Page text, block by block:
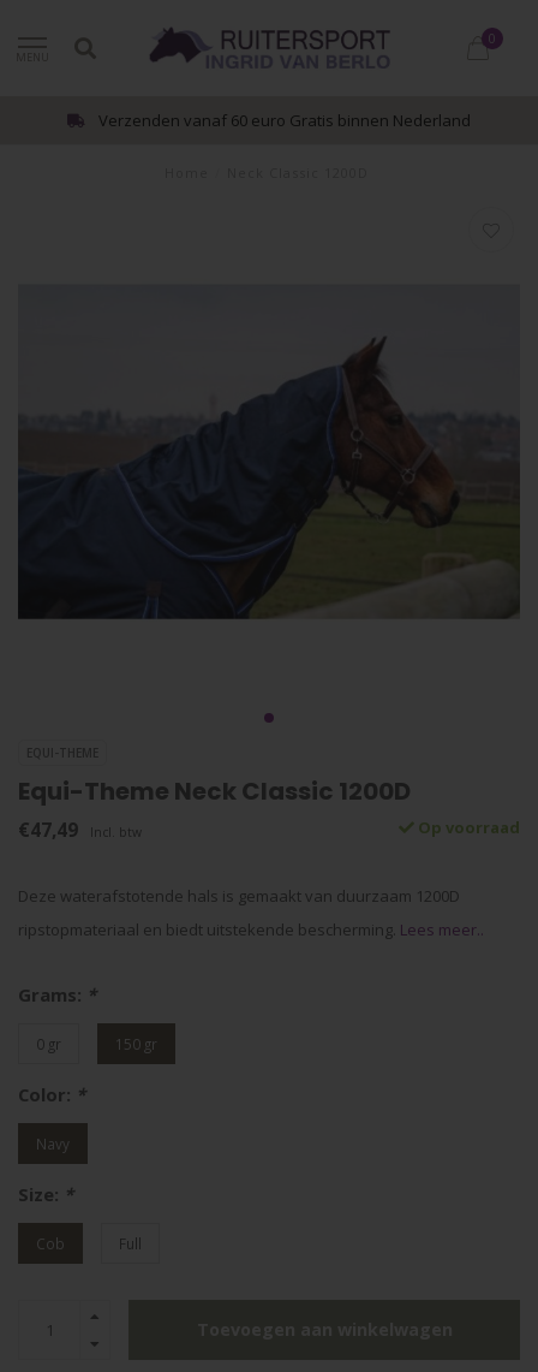
0
Verzenden vanaf 60 euro Gratis binnen Nederland
EQUI-THEME
Equi-Theme Neck Classic 1200D
€47,49 Incl. btw Op voorraad
Deze waterafstotende hals is gemaakt van duurzaam 1200D
ripstopmateriaal en biedt uitstekende bescherming. Lees meer..
Grams: *
0 gr 150 gr
Color: *
Navy
Size: *
Cob Full